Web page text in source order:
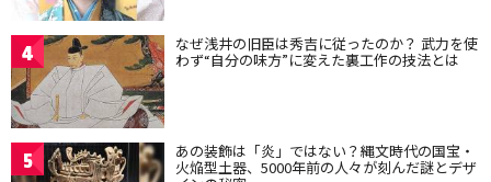
4 なぜ浅井の旧臣は秀吉に従ったのか？ 武力を使
わず“自分の味方”に変えた裏工作の技法とは
5 あの装飾は「炎」ではない？縄文時代の国宝・
火焔型土器、5000年前の人々が刻んだ謎とデザ